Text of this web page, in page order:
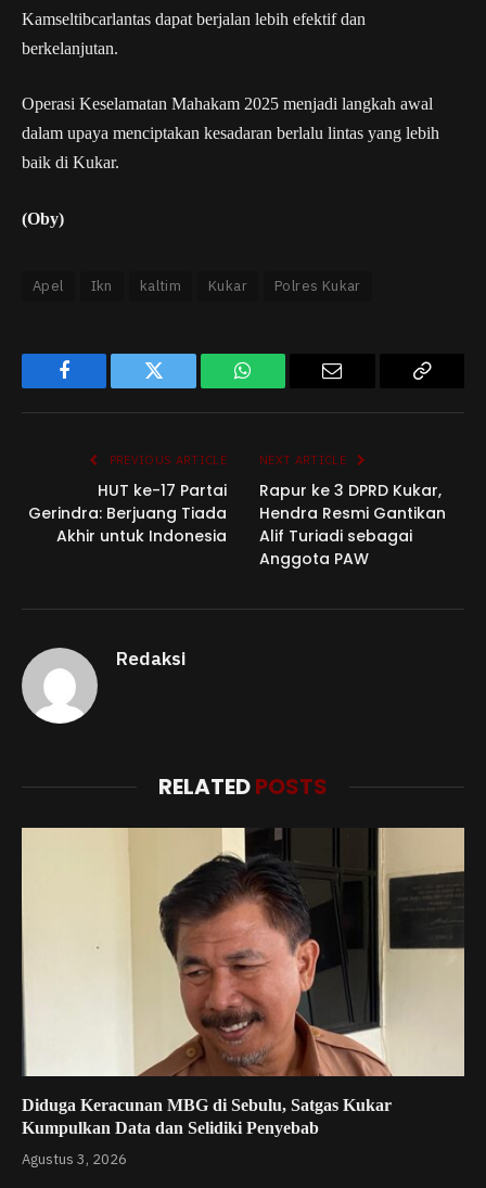
Kamseltibcarlantas dapat berjalan lebih efektif dan
berkelanjutan.
Operasi Keselamatan Mahakam 2025 menjadi langkah awal
dalam upaya menciptakan kesadaran berlalu lintas yang lebih
baik di Kukar.
(Oby)
Apel Ikn kaltim Kukar Polres Kukar
Facebook Twitter WhatsApp
PREVIOUS ARTICLE
HUT ke-17 Partai
Gerindra: Berjuang Tiada
Akhir untuk Indonesia
NEXT ARTICLE
Rapur ke 3 DPRD Kukar,
Hendra Resmi Gantikan
Alif Turiadi sebagai
Anggota PAW
Redaksi
RELATEDPOSTS
Diduga Keracunan MBG di Sebulu, Satgas Kukar
Kumpulkan Data dan Selidiki Penyebab
Agustus 3, 2026